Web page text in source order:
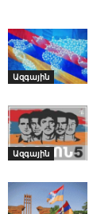
Ազգային
Ազգային